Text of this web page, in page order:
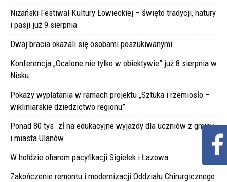
Niżański Festiwal Kultury Łowieckiej – święto tradycji, natury
i pasji już 9 sierpnia
Dwaj bracia okazali się osobami poszukiwanymi
Konferencja „Ocalone nie tylko w obiektywie” już 8 sierpnia w
Nisku
Pokazy wyplatania w ramach projektu „Sztuka i rzemiosło –
wikliniarskie dziedzictwo regionu”
Ponad 80 tys. zł na edukacyjne wyjazdy dla uczniów z gminy
i miasta Ulanów
W hołdzie ofiarom pacyfikacji Sigiełek i Łazowa
Zakończenie remontu i modernizacji Oddziału Chirurgicznego